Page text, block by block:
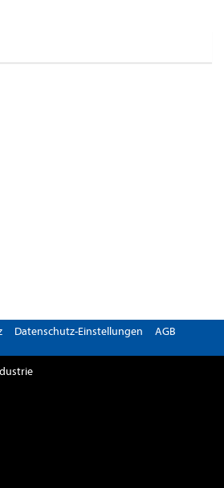
Datenschutz-Einstellungen AGB